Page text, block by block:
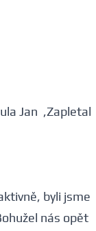
Jan ,Zapletal
byli jsme
nás opět